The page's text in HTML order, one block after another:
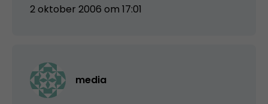
2 oktober 2006 om 17:01
media